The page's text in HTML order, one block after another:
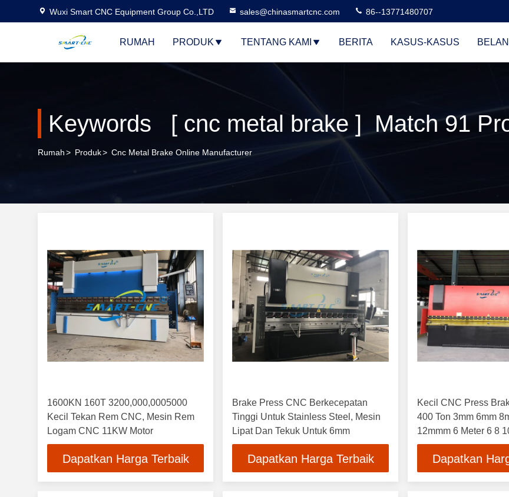
Wuxi Smart CNC Equipment Group Co.,LTD sales@chinasmartcnc.com 86--13771480707
RUMAH PRODUK TENTANG KAMI BERITA KASUS-KASUS
Keywords [ cnc metal brake ] Match 91
Rumah> Produk> Cnc Metal Brake Online Manufacturer
1600KN 160T 3200,000,0005000
Kecil Tekan Rem CNC, Mesin Rem
Logam CNC 11KW Motor
Dapatkan Harga Terbaik
Brake Press CNC Berkecepatan
Tinggi Untuk Stainless Steel, Mesin
Lipat Dan Tekuk Untuk 6mm
Dapatkan Harga Terbaik
Kecil CNC Press
400 Ton 3mm 6mm
12mmm 6 Meter 6 8
Dapatkan